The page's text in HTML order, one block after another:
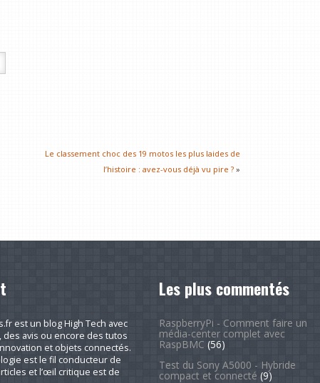
Le classement choc des 19 motos les plus laides de
l’histoire : avez-vous déjà vu pire ?»
est un blog High Tech avec
des avis ou encore des tutos
et objets connectés.
est le fil conducteur de
et l’œil critique est de
Les plus commentés
RaspberryPi - Comment faire un
média-center complet avec
RaspBMC (56)
Test du Sony A5000 - Hybride
compact et connecté (9)